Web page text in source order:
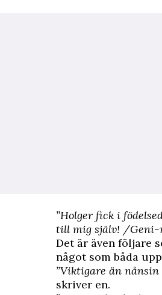
”Holger fick i
till mig själv! /Geni-
Det är även följare
något som båda
”Viktigare än
skriver en.